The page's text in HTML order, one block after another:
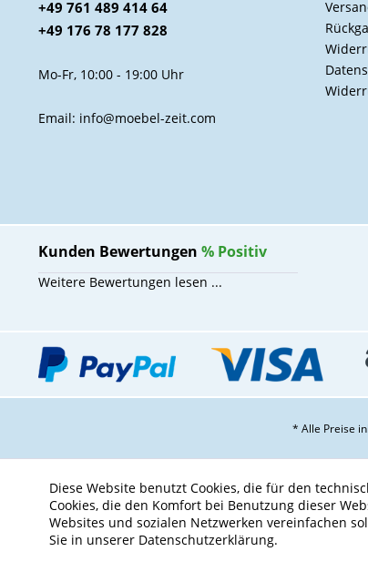
+49 761 489 414 64
+49 176 78 177 828
Mo-Fr, 10:00 - 19:00 Uhr
Email: info@moebel-zeit.com
Kunden Bewertungen % Positiv
Weitere Bewertungen lesen ...
* Alle Preise
Diese Website benutzt Cookies, die für den
Cookies, die den Komfort bei Benutzung dieser
Websites und sozialen Netzwerken vereinfachen
Sie in unserer Datenschutzerklärung.